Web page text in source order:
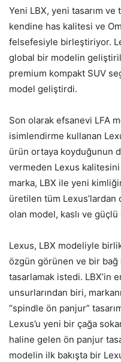
Yeni LBX, yeni tasarım
kendine has kalitesi ve
felsefesiyle birleştiriyor.
global bir modelin
premium kompakt SUV
model geliştirdi.
Son olarak efsanevi LFA
isimlendirme kullanan
ürün ortaya koyduğunun
vermeden Lexus
marka, LBX ile yeni
üretilen tüm Lexus’lardan
olan model, kaslı ve
Lexus, LBX modeliyle
özgün görünen ve bir
tasarlamak istedi. LBX’in
unsurlarından biri,
“spindle ön panjur”
Lexus’u yeni bir çağa
haline gelen ön panjur
modelin ilk bakışta bir